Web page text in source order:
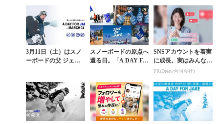
3月11日（土）はスノ
ーボードの父 ジェイ
スノーボードの原点へ
還る日。「A DAY FO
トがジェ...
SNSアカウントを着実
に成長。実はみんなコ
コ使ってます。
PR(Dreaw合同会社)